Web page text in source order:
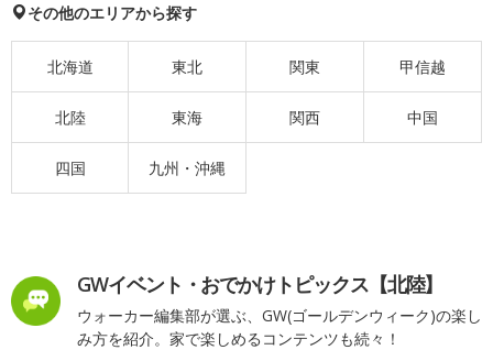
その他のエリアから探す
北海道 東北 関東 甲信越
北陸 東海 関西 中国
四国 九州・沖縄
GWイベント・おでかけトピックス【北陸】
ウォーカー編集部が選ぶ、GW(ゴールデンウィーク)の楽し
み方を紹介。家で楽しめるコンテンツも続々！